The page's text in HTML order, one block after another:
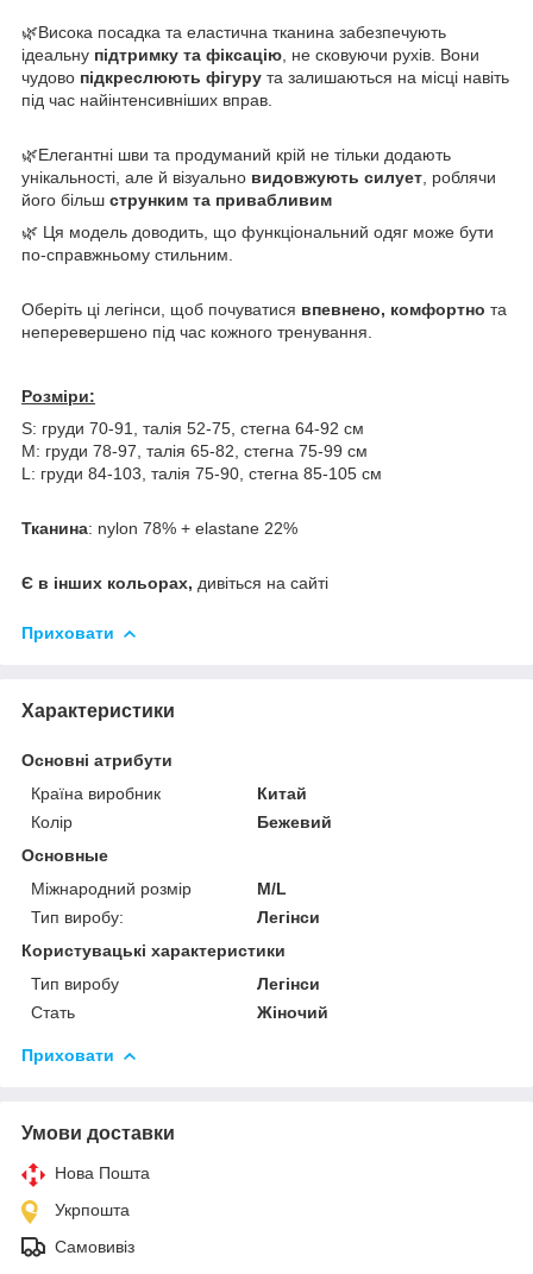
🌿​Висока посадка та еластична тканина забезпечують
ідеальну підтримку та фіксацію , не сковуючи рухів. Вони
чудово підкреслюють фігуру та залишаються на місці навіть
під час найінтенсивніших вправ.
🌿​Елегантні шви та продуманий крій не тільки додають
унікальності, але й візуально видовжують силует , роблячи
його більш струнким та привабливим
🌿 Ця модель доводить, що функціональний одяг може бути
по-справжньому стильним.
​Оберіть ці легінси, щоб почуватися впевнено, комфортно та
неперевершено під час кожного тренування.
Розміри:
S: груди 70-91, талія 52-75, стегна 64-92 см
М: груди 78-97, талія 65-82, стегна 75-99 см
L: груди 84-103, талія 75-90, стегна 85-105 см
Тканина: nylon 78% + elastane 22%
Є в інших кольорах, дивіться на сайті
Приховати
Характеристики
Основні атрибути
Країна виробник
Китай
Колір
Бежевий
Основные
Міжнародний розмір
M/L
Тип виробу:
Легінси
Користувацькі характеристики
Тип виробу
Легінси
Стать
Жіночий
Приховати
Умови доставки
Нова Пошта
Укрпошта
Самовивіз